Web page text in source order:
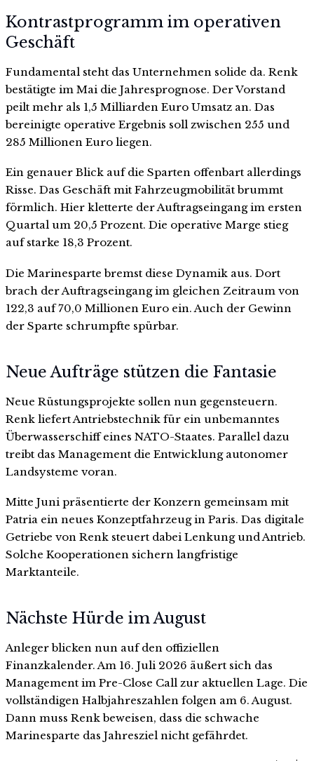
Kontrastprogramm im operativen
Geschäft
Fundamental steht das Unternehmen solide da. Renk
bestätigte im Mai die Jahresprognose. Der Vorstand
peilt mehr als 1,5 Milliarden Euro Umsatz an. Das
bereinigte operative Ergebnis soll zwischen 255 und
285 Millionen Euro liegen.
Ein genauer Blick auf die Sparten offenbart allerdings
Risse. Das Geschäft mit Fahrzeugmobilität brummt
förmlich. Hier kletterte der Auftragseingang im ersten
Quartal um 20,5 Prozent. Die operative Marge stieg
auf starke 18,3 Prozent.
Die Marinesparte bremst diese Dynamik aus. Dort
brach der Auftragseingang im gleichen Zeitraum von
122,3 auf 70,0 Millionen Euro ein. Auch der Gewinn
der Sparte schrumpfte spürbar.
Neue Aufträge stützen die Fantasie
Neue Rüstungsprojekte sollen nun gegensteuern.
Renk liefert Antriebstechnik für ein unbemanntes
Überwasserschiff eines NATO-Staates. Parallel dazu
treibt das Management die Entwicklung autonomer
Landsysteme voran.
Mitte Juni präsentierte der Konzern gemeinsam mit
Patria ein neues Konzeptfahrzeug in Paris. Das digitale
Getriebe von Renk steuert dabei Lenkung und Antrieb.
Solche Kooperationen sichern langfristige
Marktanteile.
Nächste Hürde im August
Anleger blicken nun auf den offiziellen
Finanzkalender. Am 16. Juli 2026 äußert sich das
Management im Pre-Close Call zur aktuellen Lage. Die
vollständigen Halbjahreszahlen folgen am 6. August.
Dann muss Renk beweisen, dass die schwache
Marinesparte das Jahresziel nicht gefährdet.